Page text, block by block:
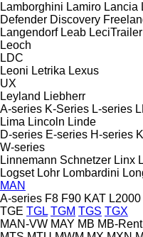
Lamborghini Lamiro Lancia
Defender Discovery
Langendorf Leab LeciTrailer
Leoch
LDC
Leoni Letrika Lexus
UX
Leyland Liebherr
A-series K-Series L-series
Lima Lincoln Linde
D-series E-series H-series
W-series
Linnemann Schnetzer Linx
Logset Lohr Lombardini
MAN
A-series F8 F90 KAT L2000
TGE TGL TGM TGS TGX
MAN-VW MAY MB MB-Rent